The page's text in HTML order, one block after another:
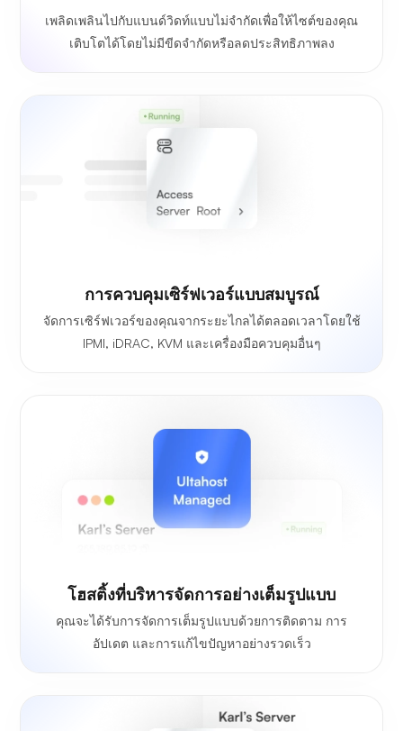
เพลิดเพลินไปกับแบนด์วิดท์แบบไม่จำกัดเพื่อให้ไซต์ของคุณ
เติบโตได้โดยไม่มีขีดจำกัดหรือลดประสิทธิภาพลง
การควบคุมเซิร์ฟเวอร์แบบสมบูรณ์
จัดการเซิร์ฟเวอร์ของคุณจากระยะไกลได้ตลอดเวลาโดยใช้
IPMI, iDRAC, KVM และเครื่องมือควบคุมอื่นๆ
โฮสติ้งที่บริหารจัดการอย่างเต็มรูปแบบ
คุณจะได้รับการจัดการเต็มรูปแบบด้วยการติดตาม การ
อัปเดต และการแก้ไขปัญหาอย่างรวดเร็ว